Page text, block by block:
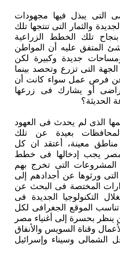
التى يبذل فيها مجهودات
والثمار التى تنتجها تلك
تلك الخطط الزراعية
المتفق عليه أن المواطن
جديدة ‏وكبيرة لكن
التى تزرع وتحصد بينما
عن فرص عمل سواء كانت أن
أو يشارك فى زرعها
الحديثة؟
الذى لم يحدث فى العهود
بعيدة عن تلك
معينة، أعتقد ان كل
يجب إدخالها فى خطط
المشروعات التى تخرج ‏بهم
ورثوها عن أجدادهم إلى
المختصة فى البحث عن
التكنولوجيا الجديدة فى
الموقع الجغرافى لكل
ينظر ‏بحسرة إلى أغنياء مصر
وقناة السويس والأنفاق
الشمالى وسيناء ‏وإسرائيل